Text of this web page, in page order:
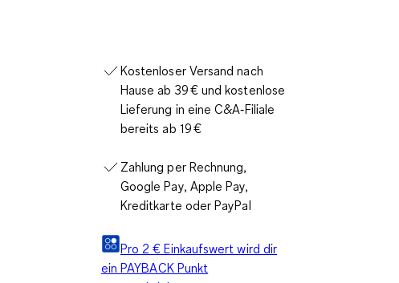
Kostenloser Versand nach
Hause ab 39 € und kostenlose
Lieferung in eine C&A‑Filiale
bereits ab 19 €
Zahlung per Rechnung,
Google Pay, Apple Pay,
Kreditkarte oder PayPal
Pro 2 € Einkaufswert wird dir
ein PAYBACK Punkt